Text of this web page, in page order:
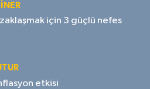
için 3 güçlü nefes
etkisi